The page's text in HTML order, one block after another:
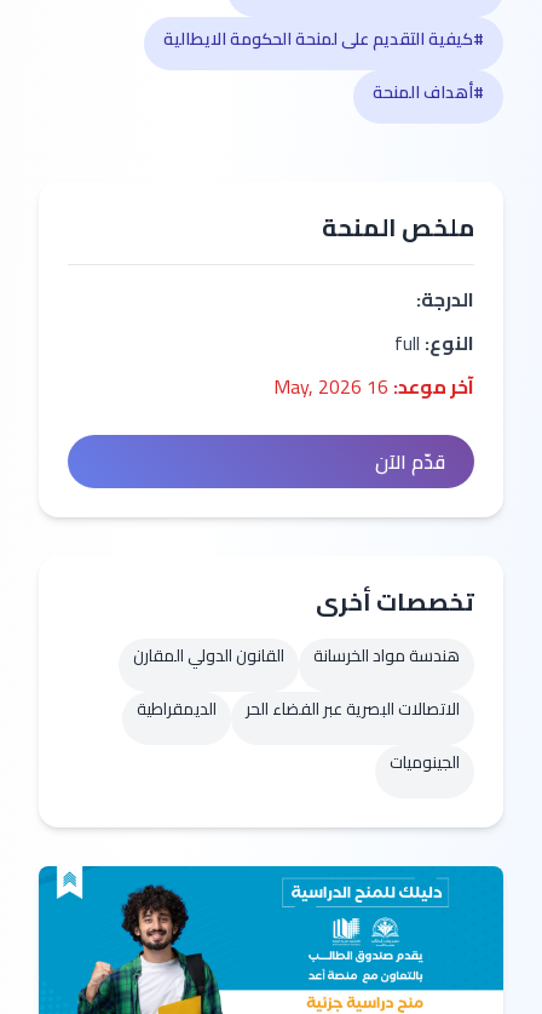
#كيفية التقديم على لمنحة الحكومة الايطالية
#أهداف المنحة
ملخص المنحة
الدرجة:
النوع:
آخر موعد:
قدّم الآن
تخصصات أخرى
هندسة مواد الخرسانة
القانون الدولي المقارن
الاتصالات البصرية عبر الفضاء الحر
الديمقراطية
الجينوميات